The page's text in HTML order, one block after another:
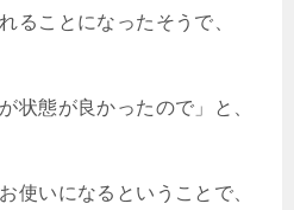
ることになったそうで、
状態が良かったので」と、
使いになるということで、